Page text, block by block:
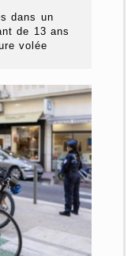
dans un
de 13 ans
volée